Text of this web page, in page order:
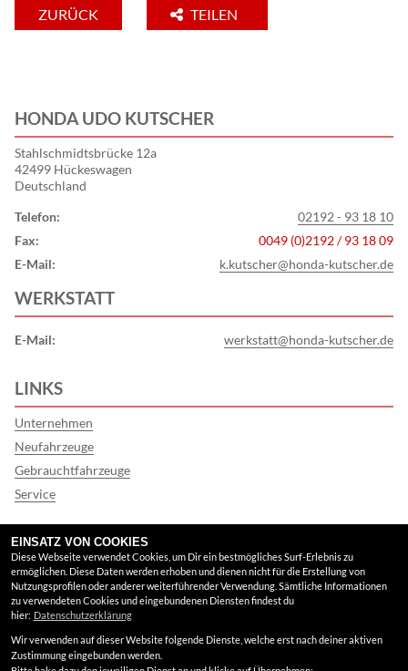
ZURÜCK TEILEN
HONDA UDO KUTSCHER
Stahlschmidtsbrücke 12a
42499 Hückeswagen
Deutschland
Telefon:
02192 - 93 18 10
Fax:
0049 (0)2192 / 93 18 09
E-Mail:
k.kutscher@honda-kutscher.de
WERKSTATT
E-Mail: werkstatt@honda-kutscher.de
LINKS
Unternehmen
Neufahrzeuge
Gebrauchtfahrzeuge
Service
FINDEN SIE UNS
Google Maps
EINSATZ VON COOKIES
Diese Webseite verwendet Cookies, um Dir ein bestmögliches Surf-Erlebnis zu
ermöglichen. Diese Daten werden erhoben und dienen nicht für die Erstellung von
Nutzungsprofilen oder anderer weiterführender Verwendung. Sämtliche Informationen
zu verwendeten Cookies und eingebundenen Diensten findest du
hier: Datenschutzerklärung
Wir verwenden auf dieser Website folgende Dienste, welche erst nach deiner aktiven
Zustimmung eingebunden werden.